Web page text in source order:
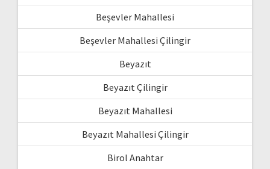
Beşevler Mahallesi
Beşevler Mahallesi Çilingir
Beyazıt
Beyazıt Çilingir
Beyazıt Mahallesi
Beyazıt Mahallesi Çilingir
Birol Anahtar